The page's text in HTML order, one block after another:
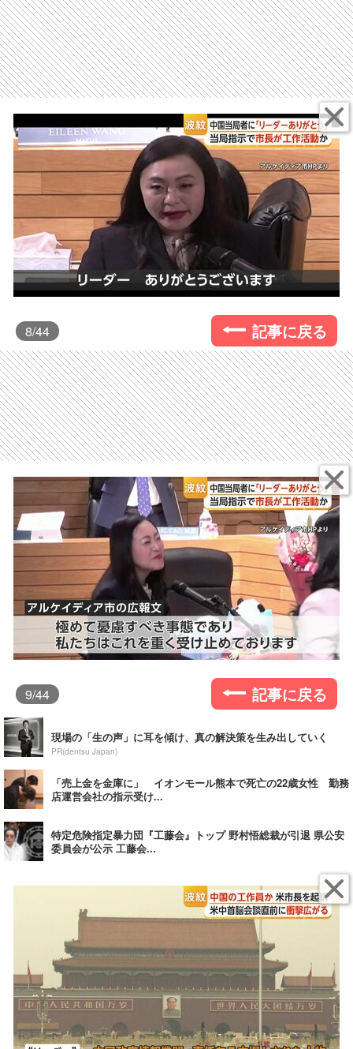
8/44 記事に戻る
9/44 記事に戻る
現場の「生の声」に耳を傾け、真の解決策を生み出していく
PR(dentsu Japan)
「売上金を金庫に」 イオンモール熊本で死亡の22歳女性 勤務
店運営会社の指示受け...
特定危険指定暴力団『工藤会』トップ 野村悟総裁が引退 県公安
委員会が公示 工藤会...